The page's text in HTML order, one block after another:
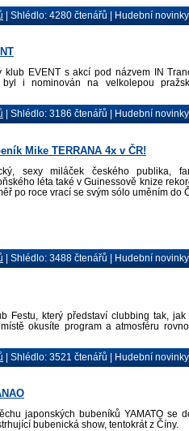
| Shlédlo: 4280 čtenářů | Hudební
EVENT s akcí pod názvem IN
i nominován na velkolepou
| Shlédlo: 3186 čtenářů | Hudební
Mike TERRANA 4x v ČR!
sexy miláček českého publika,
léta také v Guinessově knize
po roce vrací se svým sólo uměním do
| Shlédlo: 3488 čtenářů | Hudební
Festu, který představí clubbing tak, jak
okusíte program a atmosféru
| Shlédlo: 3521 čtenářů | Hudební
japonských bubeníků YAMATO se
bubenická show, tentokrát z Číny.